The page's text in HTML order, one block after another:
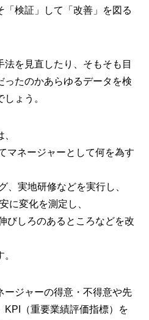
検証」して「改善」を図る
を見直したり、そもそも目
ったのかあらゆるデータを検
ょう。
マネージャーとして何を為す
、実地研修などを実行し、
に変化を測定し、
びしろのあるところなどを改
ージャーの得意・不得意や先
KPI（重要業績評価指標）を